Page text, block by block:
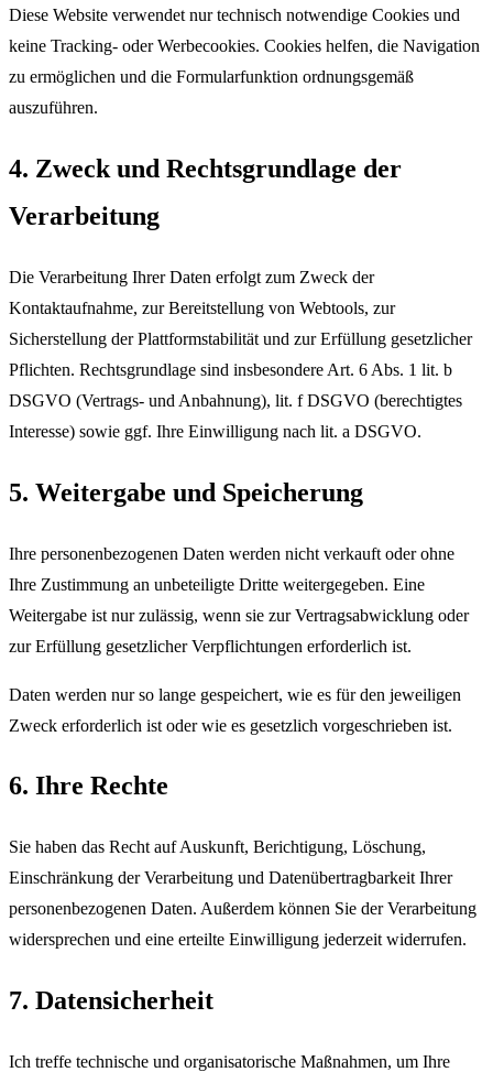
Diese Website verwendet nur technisch notwendige Cookies und
keine Tracking- oder Werbecookies. Cookies helfen, die Navigation
zu ermöglichen und die Formularfunktion ordnungsgemäß
auszuführen.
4. Zweck und Rechtsgrundlage der
Verarbeitung
Die Verarbeitung Ihrer Daten erfolgt zum Zweck der
Kontaktaufnahme, zur Bereitstellung von Webtools, zur
Sicherstellung der Plattformstabilität und zur Erfüllung gesetzlicher
Pflichten. Rechtsgrundlage sind insbesondere Art. 6 Abs. 1 lit. b
DSGVO (Vertrags- und Anbahnung), lit. f DSGVO (berechtigtes
Interesse) sowie ggf. Ihre Einwilligung nach lit. a DSGVO.
5. Weitergabe und Speicherung
Ihre personenbezogenen Daten werden nicht verkauft oder ohne
Ihre Zustimmung an unbeteiligte Dritte weitergegeben. Eine
Weitergabe ist nur zulässig, wenn sie zur Vertragsabwicklung oder
zur Erfüllung gesetzlicher Verpflichtungen erforderlich ist.
Daten werden nur so lange gespeichert, wie es für den jeweiligen
Zweck erforderlich ist oder wie es gesetzlich vorgeschrieben ist.
6. Ihre Rechte
Sie haben das Recht auf Auskunft, Berichtigung, Löschung,
Einschränkung der Verarbeitung und Datenübertragbarkeit Ihrer
personenbezogenen Daten. Außerdem können Sie der Verarbeitung
widersprechen und eine erteilte Einwilligung jederzeit widerrufen.
7. Datensicherheit
Ich treffe technische und organisatorische Maßnahmen, um Ihre